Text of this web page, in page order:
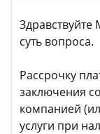
суть вопроса.
Рассрочку
заключения
компанией
услуги при